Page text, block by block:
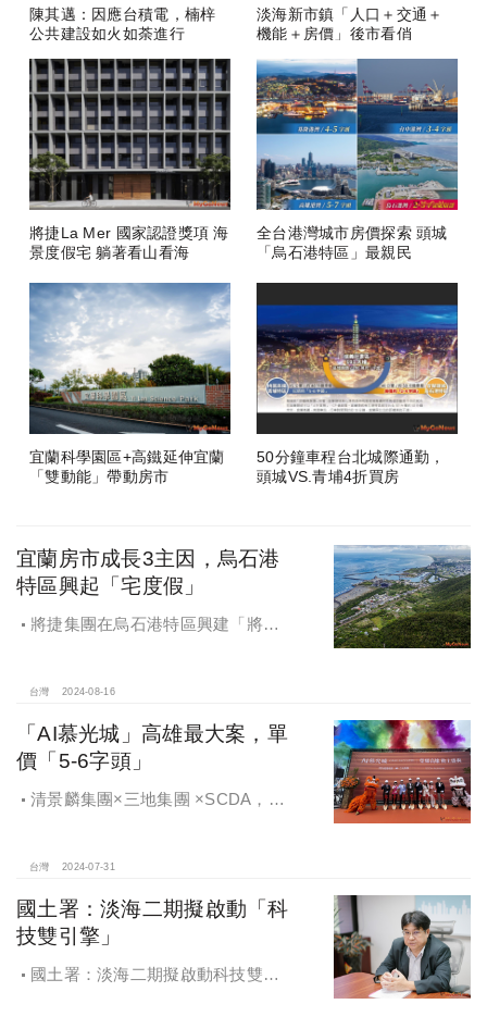
陳其邁：因應台積電，楠梓
公共建設如火如荼進行
淡海新市鎮「人口＋交通＋
機能＋房價」後市看俏
將捷La Mer 國家認證獎項 海
景度假宅 躺著看山看海
全台港灣城市房價探索 頭城
「烏石港特區」最親民
宜蘭科學園區+高鐵延伸宜蘭
「雙動能」帶動房市
50分鐘車程台北城際通勤，
頭城VS.青埔4折買房
宜蘭房市成長3主因，烏石港
特區興起「宅度假」
將捷集團在烏石港特區興建「將捷
台灣 2024-08-16
「AI慕光城」高雄最大案，單
價「5-6字頭」
清景麟集團×三地集團 ×SCDA，
「AI慕光城」動土暨公益捐贈 亞灣盛
大展開
台灣 2024-07-31
國土署：淡海二期擬啟動「科
技雙引擎」
國土署：淡海二期擬啟動科技雙引